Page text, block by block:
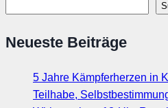
Neueste Beiträge
5 Jahre Kämpferherzen in
Teilhabe,